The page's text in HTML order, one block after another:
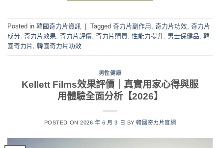
Posted in 韓國奇力片資訊 Tagged 奇力片副作用 , 奇力片功效, 奇力片
成分, 奇力片效果, 奇力片評價, 奇力片購買, 性能力提升, 男士保健品, 韓
國奇力片, 韓國奇力片功效
男性健康
Kellett Films效果評價｜真實用家心得與服
用體驗全面分析【2026】
POSTED ON2026 年 6 月 3 日 BY韓國奇力片官網